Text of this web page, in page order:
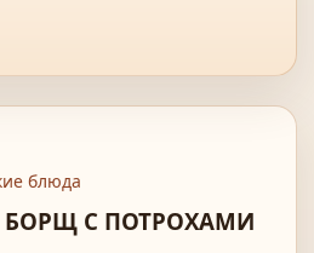
блюда
БОРЩ С ПОТРОХАМИ